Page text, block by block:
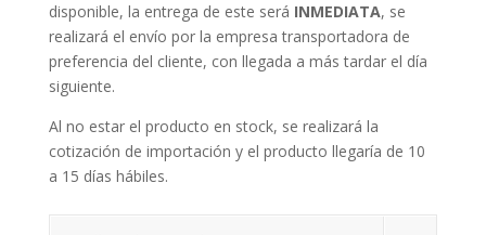
disponible, la entrega de este será INMEDIATA, se
realizará el envío por la empresa transportadora de
preferencia del cliente, con llegada a más tardar el día
siguiente.
Al no estar el producto en stock, se realizará la
cotización de importación y el producto llegaría de 10
a 15 días hábiles.